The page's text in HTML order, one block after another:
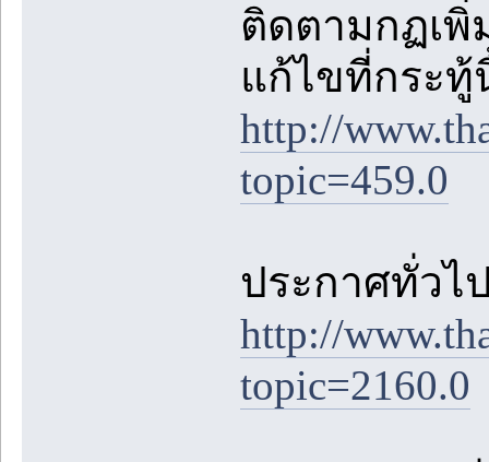
ติดตามกฏเพิ่
แก้ไขที่กระ
http://
topic=459.0
ประกาศทั่ว
http://
topic=2160.0